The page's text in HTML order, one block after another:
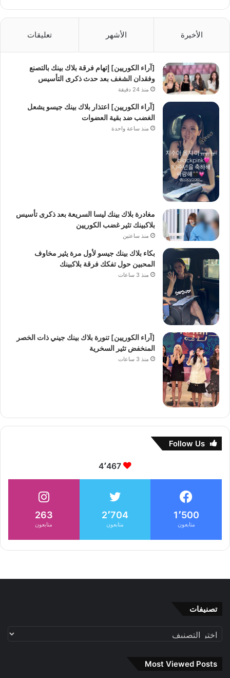
الأخيرة الأشهر تعليقات
[آراء الكوريين] إتهام فرقة بلاك بينك بالتصنع
وفقدان الشغف بعد حدث ذكرى التأسيس
منذ 24 دقيقة
[آراء الكوريين] اعتذار بلاك بينك جيسو يشعل
الغضب ضد بقية العضوات
منذ ساعة واحدة
مغادرة بلاك بينك ليسا السريعة بعد ذكرى تأسيس
بلاكبينك تثير غضب الكوريين
منذ ساعتين
بكاء بلاك بينك جيسو لأول مرة يثير مخاوف
المحبين حول تفكك فرقة بلاكبينك
منذ 3 ساعات
[آراء الكوريين] تنورة بلاك بينك جيني ذات الخصر
المنخفض تثير السخرية
منذ 3 ساعات
Follow Us
4٬467
1٬500
متابعون
2٬704
متابعون
263
متابعون
تصنيفات
تصنيفات
Most Viewed Posts